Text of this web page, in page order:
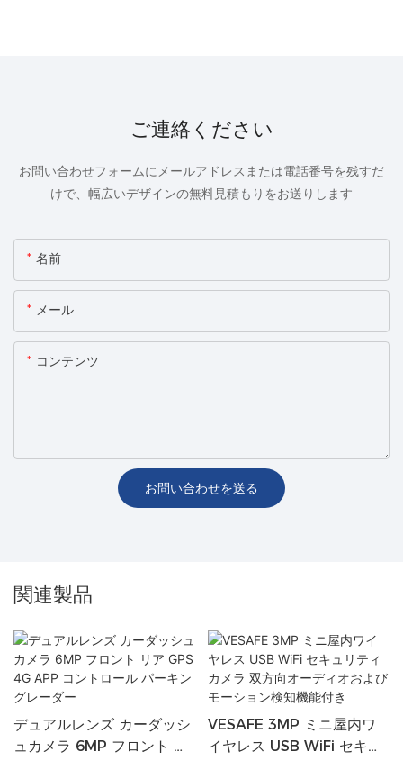
ご連絡ください
お問い合わせフォームにメールアドレスまたは電話番号を残すだ
けで、幅広いデザインの無料見積もりをお送りします
名前
メール
コンテンツ
お問い合わせを送る
関連製品
デュアルレンズ カーダッシ
ュカメラ 6MP フロント リ
VESAFE 3MP ミニ屋内ワ
イヤレス USB WiFi セキュ